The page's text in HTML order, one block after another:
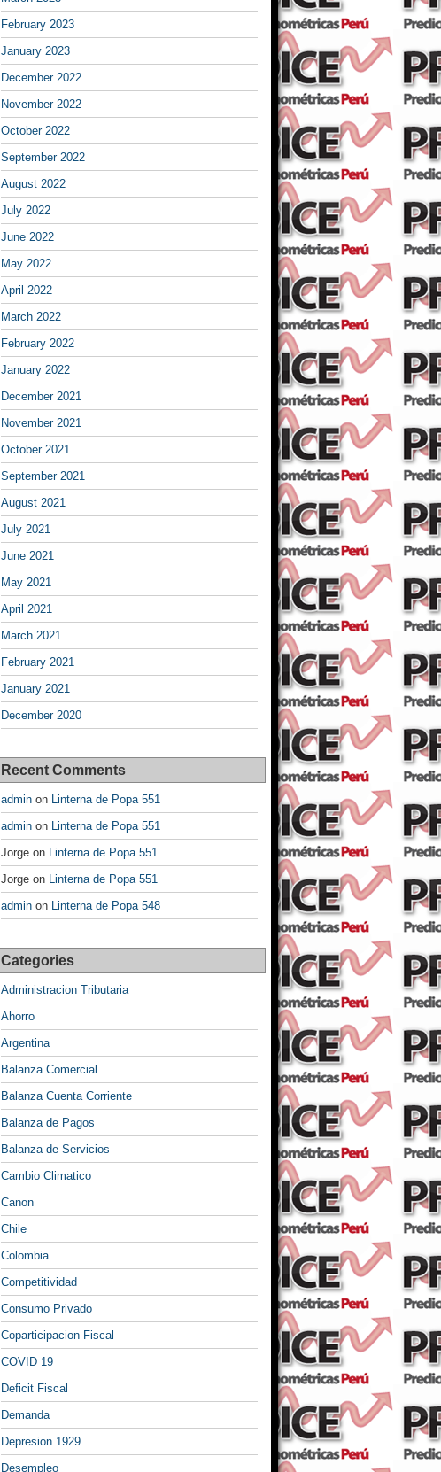
February 2023
January 2023
December 2022
November 2022
October 2022
September 2022
August 2022
July 2022
June 2022
May 2022
April 2022
March 2022
February 2022
January 2022
December 2021
November 2021
October 2021
September 2021
August 2021
July 2021
June 2021
May 2021
April 2021
March 2021
February 2021
January 2021
December 2020
Recent Comments
admin on Linterna de Popa 551
admin on Linterna de Popa 551
Jorge on Linterna de Popa 551
Jorge on Linterna de Popa 551
admin on Linterna de Popa 548
Categories
Administracion Tributaria
Ahorro
Argentina
Balanza Comercial
Balanza Cuenta Corriente
Balanza de Pagos
Balanza de Servicios
Cambio Climatico
Canon
Chile
Colombia
Competitividad
Consumo Privado
Coparticipacion Fiscal
COVID 19
Deficit Fiscal
Demanda
Depresion 1929
Desempleo